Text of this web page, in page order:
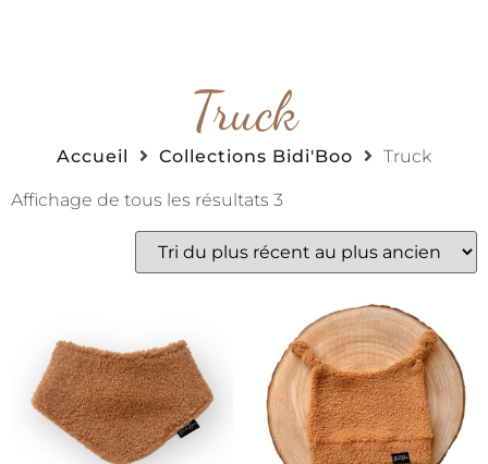
Truck
Accueil Collections Bidi'Boo Truck
Affichage de tous les résultats 3